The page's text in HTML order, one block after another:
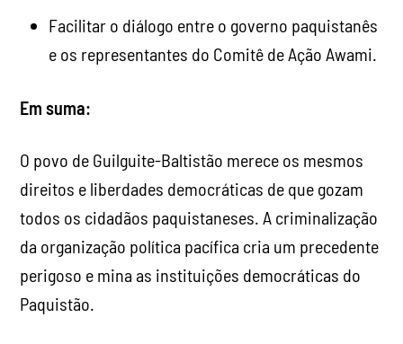
Facilitar o diálogo entre o governo paquistanês
e os representantes do Comitê de Ação Awami.
Em suma:
O povo de Guilguite-Baltistão merece os mesmos
direitos e liberdades democráticas de que gozam
todos os cidadãos paquistaneses. A criminalização
da organização política pacífica cria um precedente
perigoso e mina as instituições democráticas do
Paquistão.